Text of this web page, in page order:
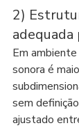
2)
Em
sonora é
sem
ajustado